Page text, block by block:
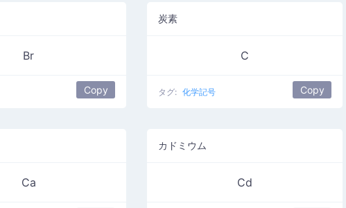
Br
Copy
炭素
C
タグ: 化学記号 Copy
Ca
カドミウム
Cd